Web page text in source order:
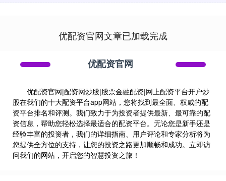
优配资官网文章已加载完成
优配资官网
优配资官网|配资网炒股|股票金融配资|网上配资平台开户炒
股在我们的十大配资平台app网站，您将找到最全面、权威的配
资平台排名和评测。我们致力于为投资者提供最新、最可靠的配
资信息，帮助您轻松选择最适合的配资平台。无论您是新手还是
经验丰富的投资者，我们的详细指南、用户评论和专家分析将为
您提供全方位的支持，让您的投资之路更加顺畅和成功。立即访
问我们的网站，开启您的智慧投资之旅！